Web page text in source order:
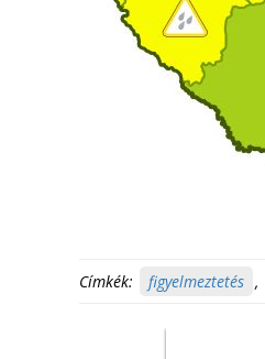
Címkék: figyelmeztetés ,